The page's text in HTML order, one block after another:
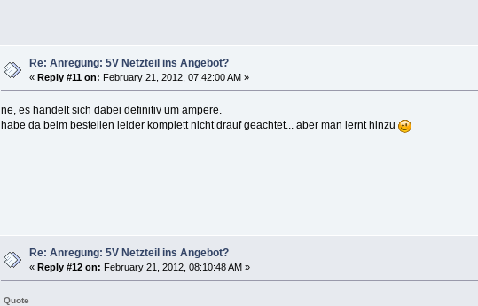
Re: Anregung: 5V Netzteil ins Angebot?
«Reply #11 on: February 21, 2012, 07:42:00 AM »
ne, es handelt sich dabei definitiv um ampere.
habe da beim bestellen leider komplett nicht drauf geachtet... aber man lernt hinzu
Re: Anregung: 5V Netzteil ins Angebot?
«Reply #12 on: February 21, 2012, 08:10:48 AM »
Quote